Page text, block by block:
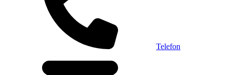
Telefon